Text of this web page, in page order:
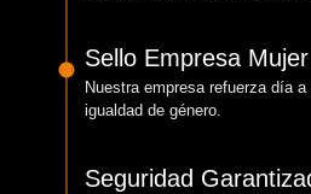
Sello Empresa Mujer
Nuestra empresa refuerza día
igualdad de género.
Seguridad